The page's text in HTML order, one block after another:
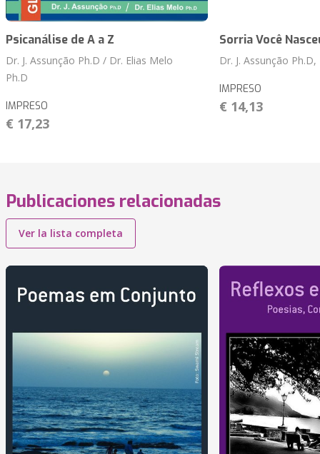
Psicanálise de A a Z
Dr. J. Assunção Ph.D / Dr. Elias Melo
Ph.D
IMPRESO
€ 17,23
Sorria Você
Dr. J. Assunção
IMPRESO
€ 14,13
Publicaciones relacionadas
Ver la lista completa